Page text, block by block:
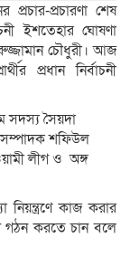
প্রচার-প্রচারণা শেষ
ইশতেহার ঘোষণা
চৌধুরী। আজ
প্রধান নির্বাচনী
সদস্য সৈয়দা
সম্পাদক শফিউল
লীগ ও অঙ্গ
কাজ করার
গঠন করতে চান বলে